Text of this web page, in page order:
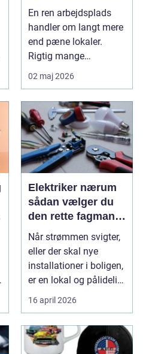
mest muligt ud af
rengøringen
En ren arbejdsplads
handler om langt mere
end pæne lokaler.
Rigtig mange
virksomheder på
Djursland o...
02 maj 2026
Elektriker nærum
sådan vælger du
den rette fagmand
til dine el-opgaver
Når strømmen svigter,
eller der skal nye
installationer i boligen,
er en lokal og pålidelig
elektrik...
16 april 2026